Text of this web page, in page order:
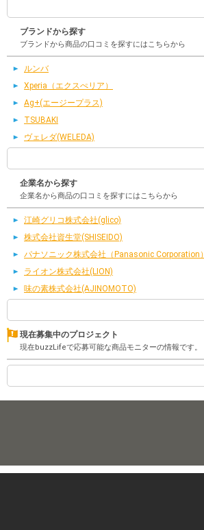
ブランドから探す
ブランドから商品の口コミを探すにはこちらから
ルンバ
Xperia（エクスぺリア）
Ag+(エージープラス)
TSUBAKI
ヴェレダ(WELEDA)
企業名から探す
企業名から商品の口コミを探すにはこちらから
江崎グリコ株式会社(glico)
株式会社資生堂(SHISEIDO)
パナソニック株式会社（Panasonic Corporation）
ライオン株式会社(LION)
味の素株式会社(AJINOMOTO)
現在募集中のプロジェクト
現在buzzLifeで応募可能な商品モニターの情報です。